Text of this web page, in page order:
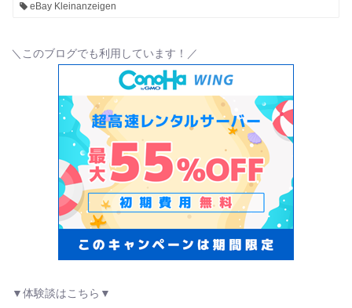
eBay Kleinanzeigen
＼このブログでも利用しています！／
▼体験談はこちら▼